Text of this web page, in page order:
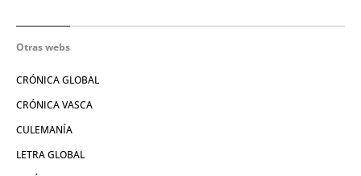
Otras webs
CRÓNICA GLOBAL
CRÓNICA VASCA
CULEMANÍA
LETRA GLOBAL